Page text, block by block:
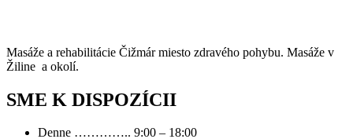
Masáže a rehabilitácie Čižmár miesto zdravého pohybu. Masáže v
Žiline a okolí.
SME K DISPOZÍCII
Denne ………….. 9:00 – 18:00